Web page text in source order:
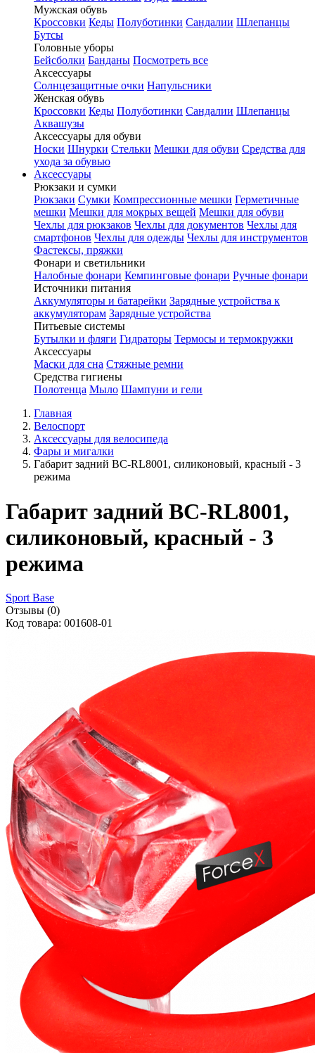
Мужская обувь
Кроссовки Кеды Полуботинки Сандалии Шлепанцы
Бутсы
Головные уборы
Бейсболки Банданы Посмотреть все
Аксессуары
Солнцезащитные очки Напульсники
Женская обувь
Кроссовки Кеды Полуботинки Сандалии Шлепанцы
Аквашузы
Аксессуары для обуви
Носки Шнурки Стельки Мешки для обуви Средства для
ухода за обувью
Аксессуары
Рюкзаки и сумки
Рюкзаки Сумки Компрессионные мешки Герметичные
мешки Мешки для мокрых вещей Мешки для обуви
Чехлы для рюкзаков Чехлы для документов Чехлы для
смартфонов Чехлы для одежды Чехлы для инструментов
Фастексы, пряжки
Фонари и светильники
Налобные фонари Кемпинговые фонари Ручные фонари
Источники питания
Аккумуляторы и батарейки Зарядные устройства к
аккумуляторам Зарядные устройства
Питьевые системы
Бутылки и фляги Гидраторы Термосы и термокружки
Аксессуары
Маски для сна Стяжные ремни
Средства гигиены
Полотенца Мыло Шампуни и гели
Главная
Велоспорт
Аксессуары для велосипеда
Фары и мигалки
Габарит задний BC-RL8001, силиконовый, красный - 3
режима
Габарит задний BC-RL8001,
силиконовый, красный - 3
режима
Sport Base
Отзывы (0)
Код товара: 001608-01